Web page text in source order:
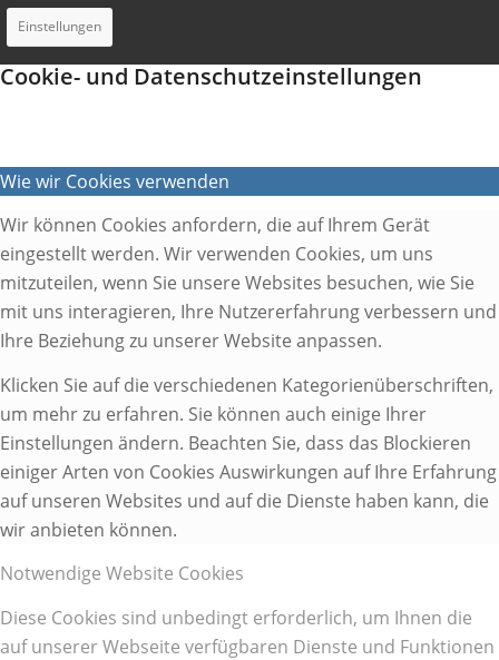
Einstellungen
Cookie- und Datenschutzeinstellungen
Wie wir Cookies verwenden
Wir können Cookies anfordern, die auf Ihrem Gerät
eingestellt werden. Wir verwenden Cookies, um uns
mitzuteilen, wenn Sie unsere Websites besuchen, wie Sie
mit uns interagieren, Ihre Nutzererfahrung verbessern und
Ihre Beziehung zu unserer Website anpassen.
Klicken Sie auf die verschiedenen Kategorienüberschriften,
um mehr zu erfahren. Sie können auch einige Ihrer
Einstellungen ändern. Beachten Sie, dass das Blockieren
einiger Arten von Cookies Auswirkungen auf Ihre Erfahrung
auf unseren Websites und auf die Dienste haben kann, die
wir anbieten können.
Notwendige Website Cookies
Diese Cookies sind unbedingt erforderlich, um Ihnen die
auf unserer Webseite verfügbaren Dienste und Funktionen